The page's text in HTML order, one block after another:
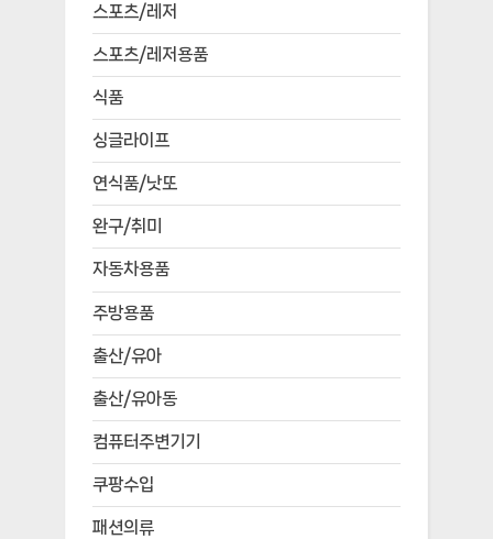
스포츠/레저
스포츠/레저용품
식품
싱글라이프
연식품/낫또
완구/취미
자동차용품
주방용품
출산/유아
출산/유아동
컴퓨터주변기기
쿠팡수입
패션의류